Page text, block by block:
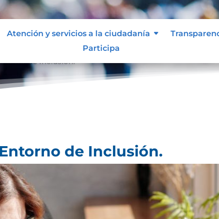
Atención y servicios a la ciudadanía
Participa
de Inclusión.
de Inclusión.